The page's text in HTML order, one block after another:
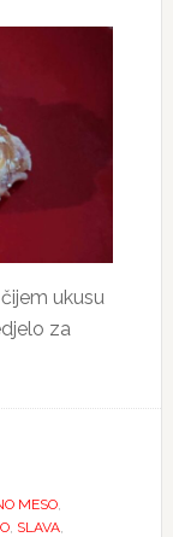
ukusu
za
MESO,
, SLAVA,